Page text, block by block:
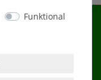
Funktional